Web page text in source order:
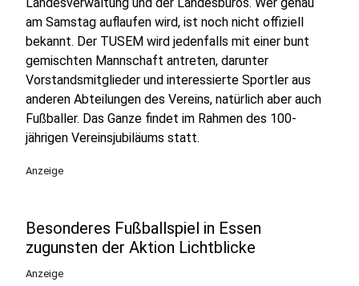
am Samstag auflaufen wird, ist noch nicht offiziell
bekannt. Der TUSEM wird jedenfalls mit einer bunt
gemischten Mannschaft antreten, darunter
Vorstandsmitglieder und interessierte Sportler aus
anderen Abteilungen des Vereins, natürlich aber auch
Fußballer. Das Ganze findet im Rahmen des 100-
jährigen Vereinsjubiläums statt.
Anzeige
Besonderes Fußballspiel in Essen
zugunsten der Aktion Lichtblicke
Anzeige